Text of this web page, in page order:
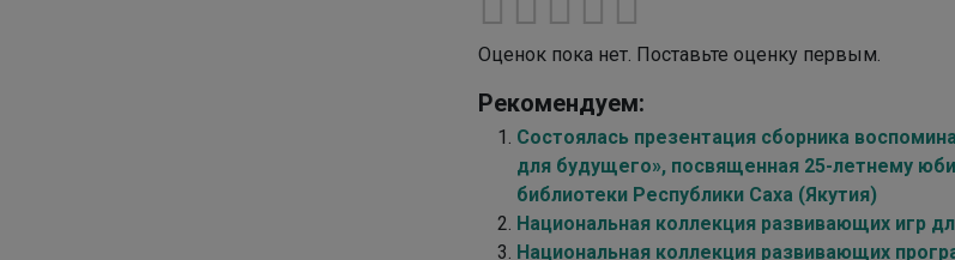
Оценок пока нет. Поставьте оценку первым.
Рекомендуем:
Состоялась презентация сборника
для будущего», посвященная 25-летнему
библиотеки Республики Саха (Якутия)
Национальная коллекция развивающих игр
Национальная коллекция развивающих